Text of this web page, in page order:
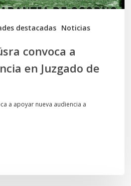
destacadas Noticias
convoca a
en Juzgado de
a apoyar nueva audiencia a